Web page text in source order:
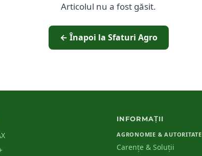
Articolul nu a fost găsit.
← Înapoi la Sfaturi Agro
INFORMAȚII
AGRONOMIE & AUTORITATE
Carențe & Soluții